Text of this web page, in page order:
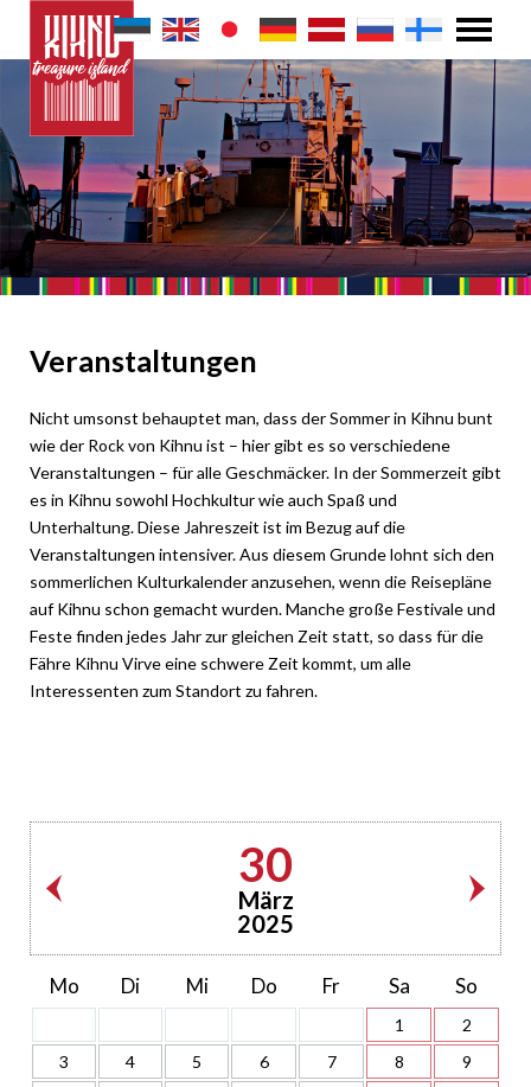
Veranstaltungen
Nicht umsonst behauptet man, dass der Sommer in Kihnu bunt
wie der Rock von Kihnu ist – hier gibt es so verschiedene
Veranstaltungen – für alle Geschmäcker. In der Sommerzeit gibt
es in Kihnu sowohl Hochkultur wie auch Spaß und
Unterhaltung. Diese Jahreszeit ist im Bezug auf die
Veranstaltungen intensiver. Aus diesem Grunde lohnt sich den
sommerlichen Kulturkalender anzusehen, wenn die Reisepläne
auf Kihnu schon gemacht wurden. Manche große Festivale und
Feste finden jedes Jahr zur gleichen Zeit statt, so dass für die
Fähre Kihnu Virve eine schwere Zeit kommt, um alle
Interessenten zum Standort zu fahren.
30
März
2025
Mo Di Mi Do Fr Sa So
1
2
3
4 5 6 7 8
9